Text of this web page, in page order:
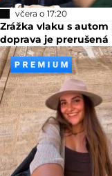
včera o 17:20
Zrážka vlaku s
doprava je prerušená